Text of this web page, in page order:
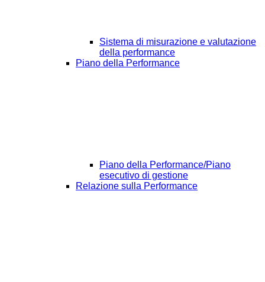
Sistema di misurazione e valutazione
della performance
Piano della Performance
Piano della Performance/Piano
esecutivo di gestione
Relazione sulla Performance